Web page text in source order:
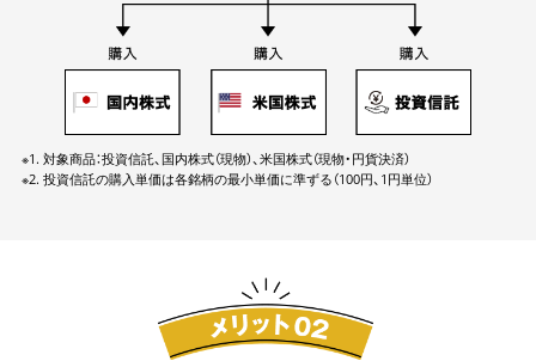
※1. 対象商品：投資信託、国内株式（現物）、米国株式（現物・円貨決済）
※2. 投資信託の購入単価は各銘柄の最小単価に準ずる（100円、1円単位）